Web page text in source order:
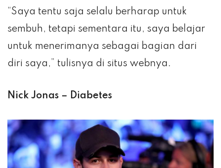
“Saya tentu saja selalu berharap untuk
sembuh, tetapi sementara itu, saya belajar
untuk menerimanya sebagai bagian dari
diri saya,” tulisnya di situs webnya.
Nick Jonas – Diabetes